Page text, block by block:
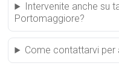
Intervenite anche su
Portomaggiore?
Come contattarvi per